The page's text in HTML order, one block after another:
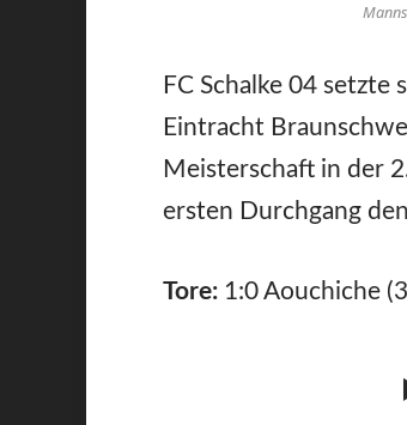
FC Schalke 04 setzte
Eintracht
Meisterschaft in der
ersten Durchgang
Tore: 1:0 Aouchiche